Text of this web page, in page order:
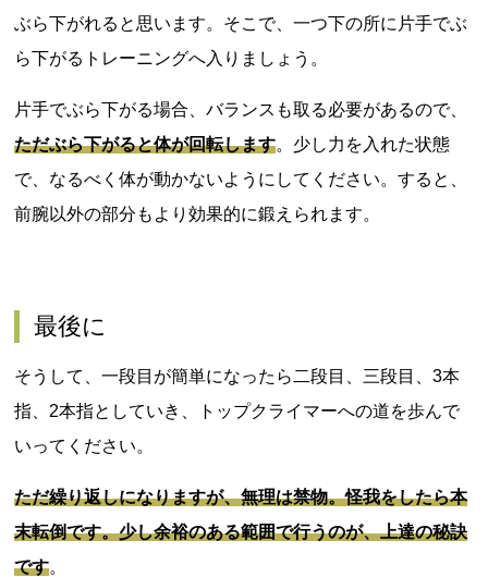
ぶら下がれると思います。そこで、一つ下の所に片手でぶ
ら下がるトレーニングへ入りましょう。
片手でぶら下がる場合、バランスも取る必要があるので、
ただぶら下がると体が回転します。少し力を入れた状態
で、なるべく体が動かないようにしてください。すると、
前腕以外の部分もより効果的に鍛えられます。
最後に
そうして、一段目が簡単になったら二段目、三段目、3本
指、2本指としていき、トップクライマーへの道を歩んで
いってください。
ただ繰り返しになりますが、無理は禁物。怪我をしたら本
末転倒です。少し余裕のある範囲で行うのが、上達の秘訣
です。